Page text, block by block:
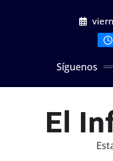
Síguenos
El